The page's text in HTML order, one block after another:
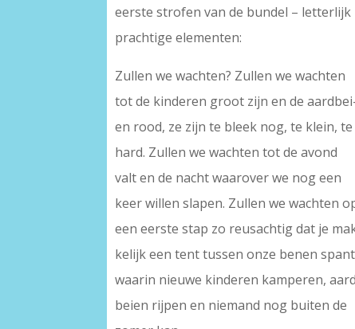
eerste strofen van de bundel –
prachtige elementen:
Zullen we wachten? Zullen we wachten
tot de kinderen groot zijn en de
en rood, ze zijn te bleek nog, te klein, te
hard. Zullen we wachten tot de avond
valt en de nacht waarover we nog een
keer willen slapen. Zullen we wachten
een eerste stap zo reusachtig dat je
kelijk een tent tussen onze benen spant
waarin nieuwe kinderen kamperen,
beien rijpen en niemand nog buiten de